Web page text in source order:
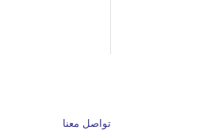
تواصل معنا